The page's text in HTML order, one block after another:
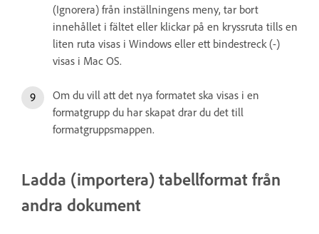
(Ignorera) från inställningens meny, tar bort
innehållet i fältet eller klickar på en kryssruta tills en
liten ruta visas i Windows eller ett bindestreck (-)
visas i Mac OS.
Om du vill att det nya formatet ska visas i en
formatgrupp du har skapat drar du det till
formatgruppsmappen.
Ladda (importera) tabellformat från
andra dokument